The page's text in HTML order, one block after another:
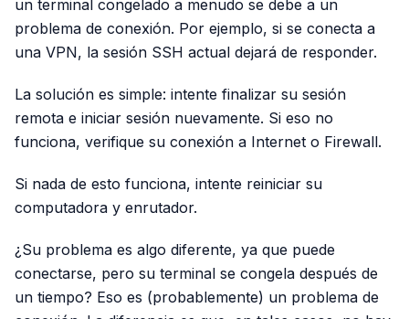
un terminal congelado a menudo se debe a un
problema de conexión. Por ejemplo, si se conecta a
una VPN, la sesión SSH actual dejará de responder.
La solución es simple: intente finalizar su sesión
remota e iniciar sesión nuevamente. Si eso no
funciona, verifique su conexión a Internet o Firewall.
Si nada de esto funciona, intente reiniciar su
computadora y enrutador.
¿Su problema es algo diferente, ya que puede
conectarse, pero su terminal se congela después de
un tiempo? Eso es (probablemente) un problema de